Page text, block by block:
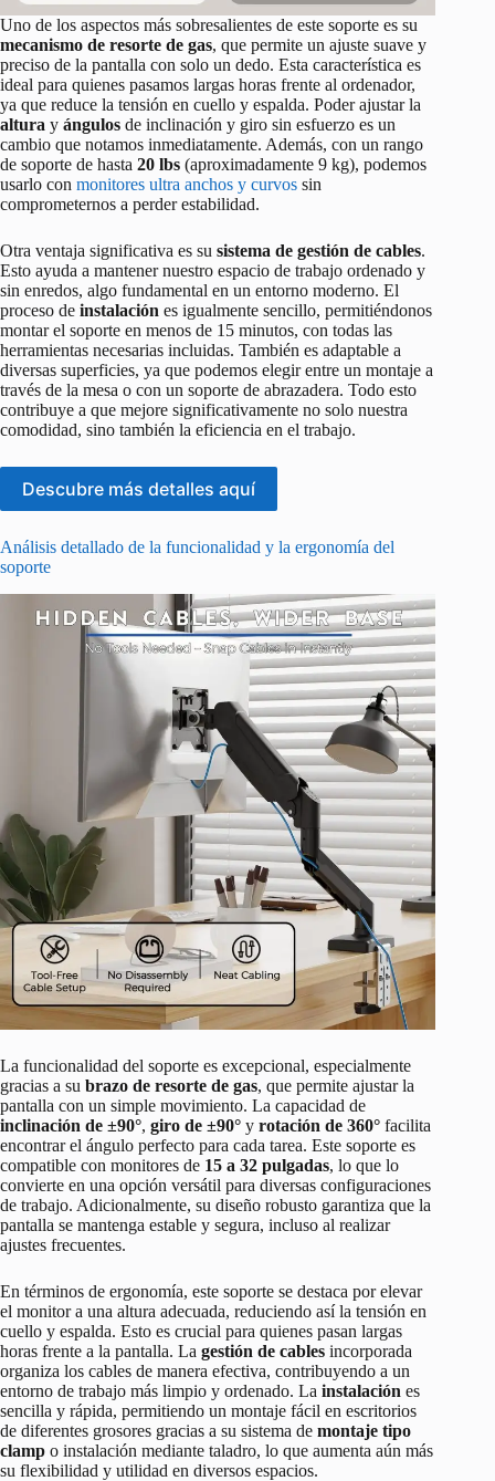
Uno de los aspectos más sobresalientes de este soporte es su
mecanismo de resorte de gas, que permite un ajuste suave y
preciso de la pantalla con solo un dedo. Esta característica es
ideal para quienes pasamos largas horas frente al ordenador,
ya que reduce la tensión en cuello y espalda. Poder ajustar la
altura y ángulos de inclinación y giro sin esfuerzo es un
cambio que notamos inmediatamente. Además, con un rango
de soporte de hasta 20 lbs (aproximadamente 9 kg), podemos
usarlo con monitores ultra anchos y curvos sin
comprometernos a perder estabilidad.
Otra ventaja significativa es su sistema de gestión de cables.
Esto ayuda a mantener nuestro espacio de trabajo ordenado y
sin enredos, algo fundamental en un entorno moderno. El
proceso de instalación es igualmente sencillo, permitiéndonos
montar el soporte en menos de 15 minutos, con todas las
herramientas necesarias incluidas. También es adaptable a
diversas superficies, ya que podemos elegir entre un montaje a
través de la mesa o con un soporte de abrazadera. Todo esto
contribuye a que mejore significativamente no solo nuestra
comodidad, sino también la eficiencia en el trabajo.
Descubre más detalles aquí
Análisis detallado de la funcionalidad y la ergonomía del
soporte
La funcionalidad del soporte es excepcional, especialmente
gracias a su brazo de resorte de gas, que permite ajustar la
pantalla con un simple movimiento. La capacidad de
inclinación de ±90°, giro de ±90° y rotación de 360° facilita
encontrar el ángulo perfecto para cada tarea. Este soporte es
compatible con monitores de 15 a 32 pulgadas, lo que lo
convierte en una opción versátil para diversas configuraciones
de trabajo. Adicionalmente, su diseño robusto garantiza que la
pantalla se mantenga estable y segura, incluso al realizar
ajustes frecuentes.
En términos de ergonomía, este soporte se destaca por elevar
el monitor a una altura adecuada, reduciendo así la tensión en
cuello y espalda. Esto es crucial para quienes pasan largas
horas frente a la pantalla. La gestión de cables incorporada
organiza los cables de manera efectiva, contribuyendo a un
entorno de trabajo más limpio y ordenado. La instalación es
sencilla y rápida, permitiendo un montaje fácil en escritorios
de diferentes grosores gracias a su sistema de montaje tipo
clamp o instalación mediante taladro, lo que aumenta aún más
su flexibilidad y utilidad en diversos espacios.